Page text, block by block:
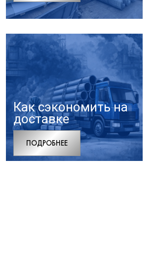
Как сэкономить на
доставке
ПОДРОБНЕЕ